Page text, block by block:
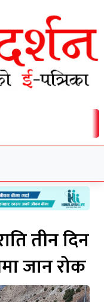
तीन दिन
जान रोक